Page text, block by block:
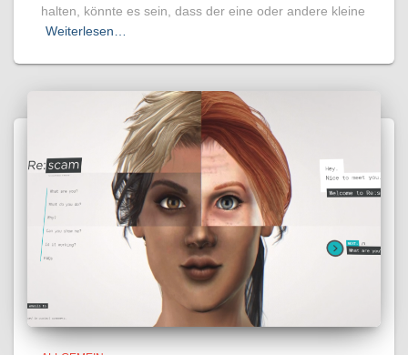
halten, könnte es sein, dass der eine oder andere kleine
Weiterlesen…